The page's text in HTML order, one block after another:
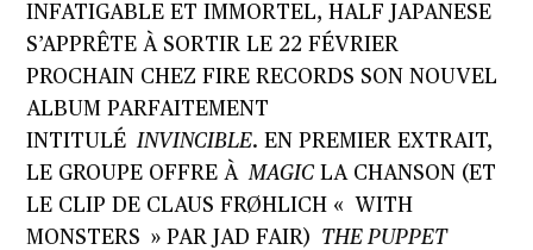
INFATIGABLE ET IMMORTEL, HALF JAPANESE
S’APPRÊTE À SORTIR LE 22 FÉVRIER
PROCHAIN CHEZ FIRE RECORDS SON NOUVEL
ALBUM PARFAITEMENT
INTITULÉINVINCIBLE. EN PREMIER EXTRAIT,
LE GROUPE OFFRE ÀMAGIC LA CHANSON (ET
LE CLIP DE CLAUS FRØHLICH « WITH
MONSTERS » PAR JAD FAIR) THE PUPPET